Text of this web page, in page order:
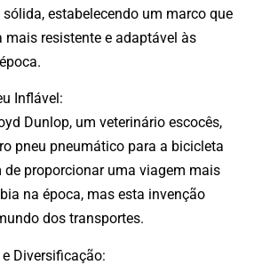
estabelecendo um marco que
mais resistente e adaptável às
Inflável:
Dunlop, um veterinário escocês,
pneu pneumático para a bicicleta
de proporcionar uma viagem mais
na época, mas esta invenção
dos transportes.
Diversificação: